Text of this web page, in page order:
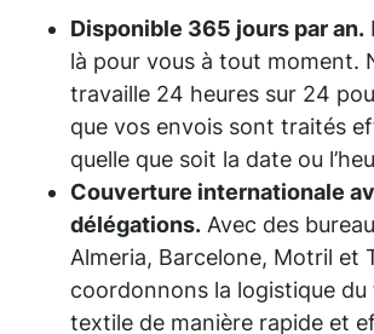
Disponible 365 jours par an.
là pour vous à tout moment.
travaille 24 heures sur 24
que vos envois sont traités
quelle que soit la date ou
Couverture internationale
délégations.Avec des
Almeria, Barcelone, Motril et
coordonnons la logistique
textile de manière rapide et